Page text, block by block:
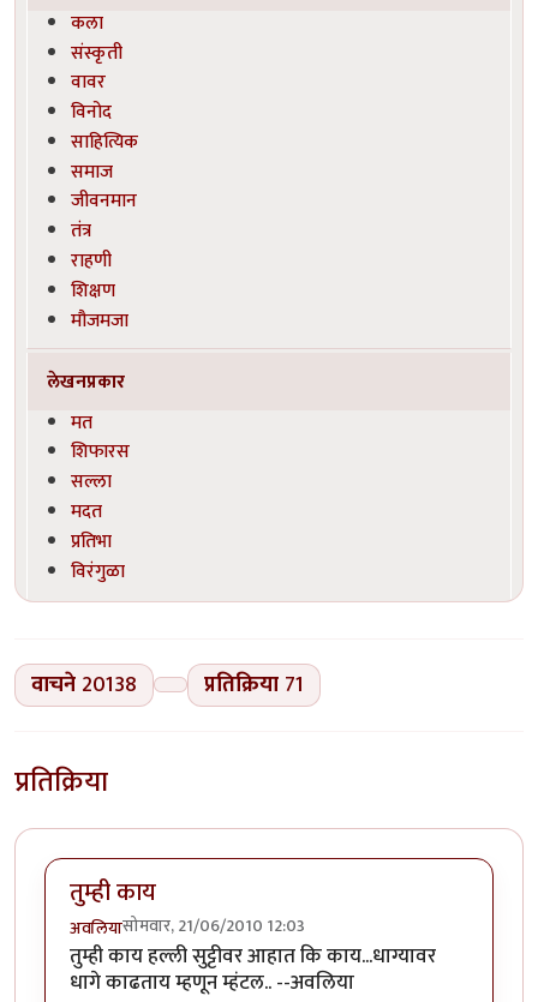
कला
संस्कृती
वावर
विनोद
साहित्यिक
समाज
जीवनमान
तंत्र
राहणी
शिक्षण
मौजमजा
लेखनप्रकार
मत
शिफारस
सल्ला
मदत
प्रतिभा
विरंगुळा
वाचने 20138 प्रतिक्रिया 71
प्रतिक्रिया
तुम्ही काय
अवलियासोमवार, 21/06/2010 12:03
तुम्ही काय हल्ली सुट्टीवर आहात कि काय...धाग्यावर
धागे काढताय म्हणून म्हंटल.. --अवलिया